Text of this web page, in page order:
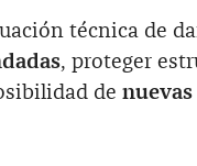
técnica de
, proteger
de